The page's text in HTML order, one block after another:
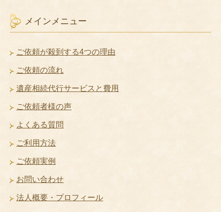
メインメニュー
ご依頼が殺到する4つの理由
ご依頼の流れ
遺産相続代行サービスと費用
ご依頼者様の声
よくある質問
ご利用方法
ご依頼実例
お問い合わせ
法人概要・プロフィール